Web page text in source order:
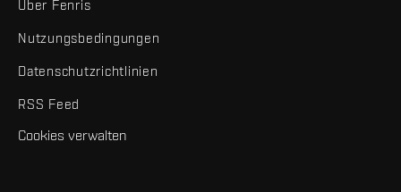
Über Fenris
Nutzungsbedingungen
Datenschutzrichtlinien
RSS Feed
Cookies verwalten